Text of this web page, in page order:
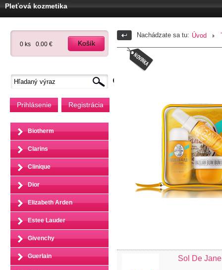
Pleťová kozmetika
0 ks 0.00 € Košík
Prihlásenie Registrácia
Biotherm
Clarins
Clinique
Dior
Elizabeth Arden
Estee Lauder
Givenchy
Guerlain
Nachádzate sa tu: Úvod
Sol De